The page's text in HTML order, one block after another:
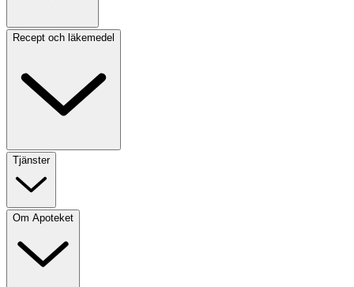
Recept och läkemedel
Tjänster
Om Apoteket